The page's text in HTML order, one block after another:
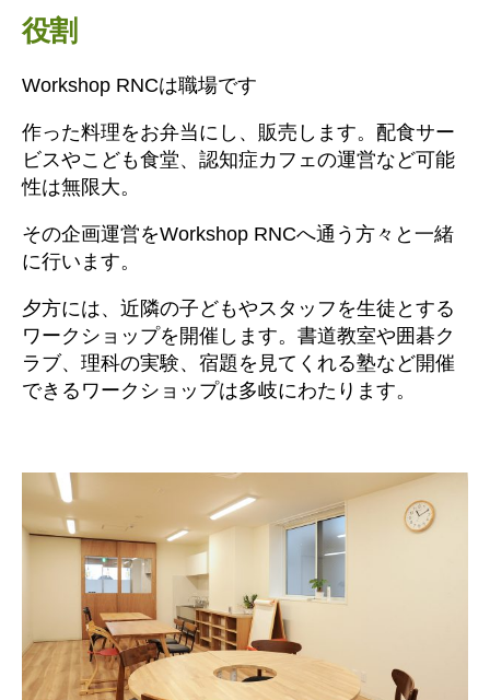
役割
Workshop RNCは職場です
作った料理をお弁当にし、販売します。配食サー
ビスやこども食堂、認知症カフェの運営など可能
性は無限大。
その企画運営をWorkshop RNCへ通う方々と一緒
に行います。
夕方には、近隣の子どもやスタッフを生徒とする
ワークショップを開催します。書道教室や囲碁ク
ラブ、理科の実験、宿題を見てくれる塾など開催
できるワークショップは多岐にわたります。